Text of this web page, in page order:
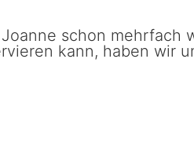
schon mehrfach
kann, haben wir